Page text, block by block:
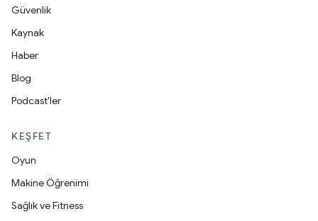
Güvenlik
Kaynak
Haber
Blog
Podcast'ler
KEŞFET
Oyun
Makine Öğrenimi
Sağlık ve Fitness